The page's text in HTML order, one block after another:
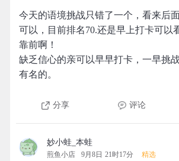
今天的语境挑战只错了一个，看来后
可以，目前排名70.还是早上打卡可以
靠前啊！
缺乏信心的亲可以早早打卡，一早挑
有名的。
分享 评论
妙小蛙_本蛙
煎鱼小店 9月8日 21时17分 精选